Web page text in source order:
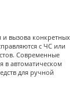
вызова конкретных
с ЧС или
Современные
в автоматическом
для ручной